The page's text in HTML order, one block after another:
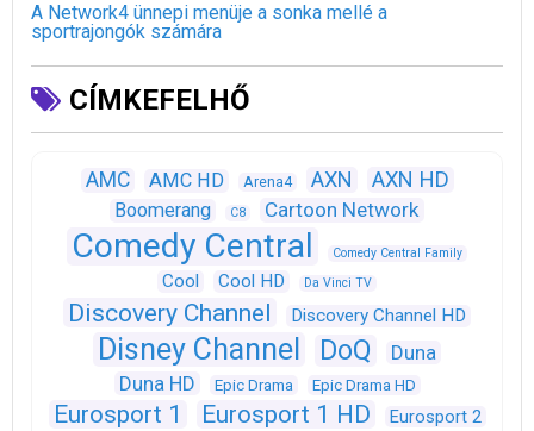
A Network4 ünnepi menüje a sonka mellé a
sportrajongók számára
CÍMKEFELHŐ
AMC AMC HD Arena4 AXN AXN HD
Boomerang C8 Cartoon Network
Comedy Central Comedy Central Family
Cool Cool HD Da Vinci TV
Discovery Channel Discovery Channel HD
Disney Channel DoQ
Duna
Duna HD
Epic Drama Epic Drama HD
Eurosport 1 Eurosport 1 HD
Eurosport 2